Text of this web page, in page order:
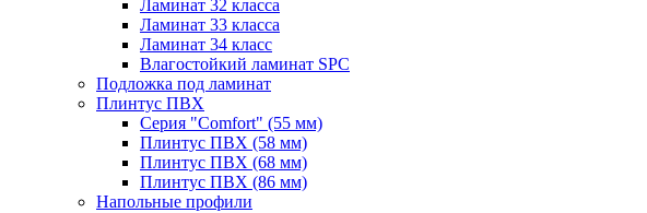
Ламинат 32 класса
Ламинат 33 класса
Ламинат 34 класс
Влагостойкий ламинат SPC
Подложка под ламинат
Плинтус ПВХ
Серия "Comfort" (55 мм)
Плинтус ПВХ (58 мм)
Плинтус ПВХ (68 мм)
Плинтус ПВХ (86 мм)
Напольные профили